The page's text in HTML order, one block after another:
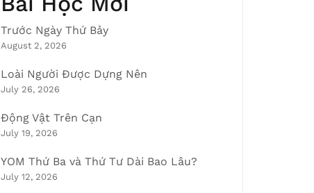
Trước Ngày Thứ Bảy
August 2, 2026
Loài Người Được Dựng Nên
July 26, 2026
Động Vật Trên Cạn
July 19, 2026
YOM Thứ Ba và Thứ Tư Dài Bao Lâu?
July 12, 2026